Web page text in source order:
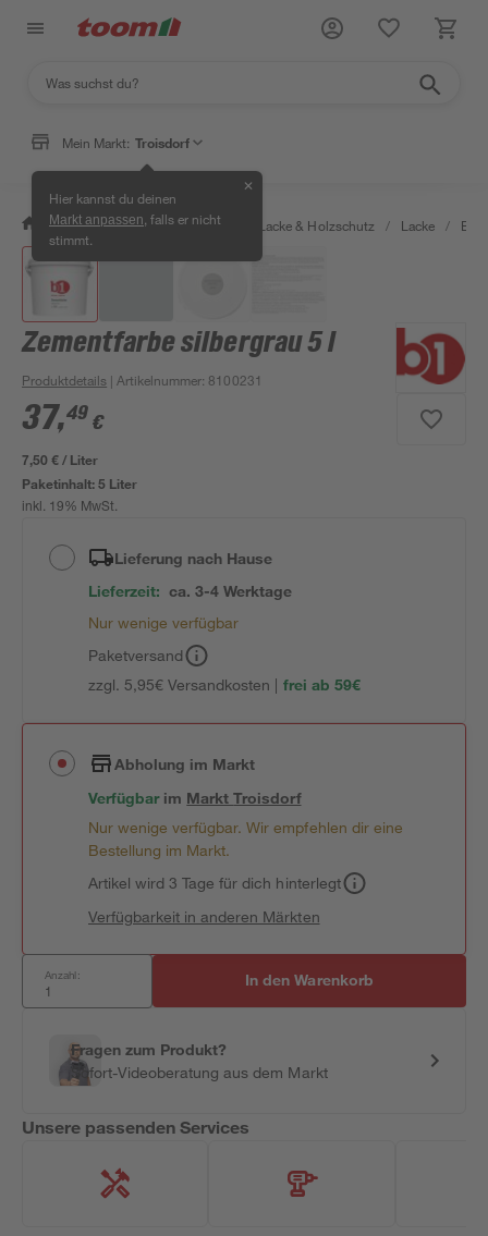
Mein Markt: Troisdorf
Hier kannst du deinen
Markt anpassen , falls er nicht
stimmt.
✕
/ Bauen & Renovieren / Farben, Lacke & Holzschutz / Lacke /
Zementfarbe silbergrau 5 l
Produktdetails | Artikelnummer: 8100231
37,49 €
7,50 € / Liter
Paketinhalt:5 Liter
inkl. 19% MwSt.
Lieferung nach Hause
Lieferzeit: ca. 3-4 Werktage
Nur wenige verfügbar
Paketversand
zzgl. 5,95€ Versandkosten | frei ab 59€
Abholung im Markt
Verfügbar im MarktTroisdorf
Nur wenige verfügbar. Wir empfehlen dir eine
Bestellung im Markt.
Artikel wird 3 Tage für dich hinterlegt
Verfügbarkeit in anderen Märkten
Anzahl: In den Warenkorb
Fragen zum Produkt?
Sofort-Videoberatung aus dem Markt
Unsere passenden Services